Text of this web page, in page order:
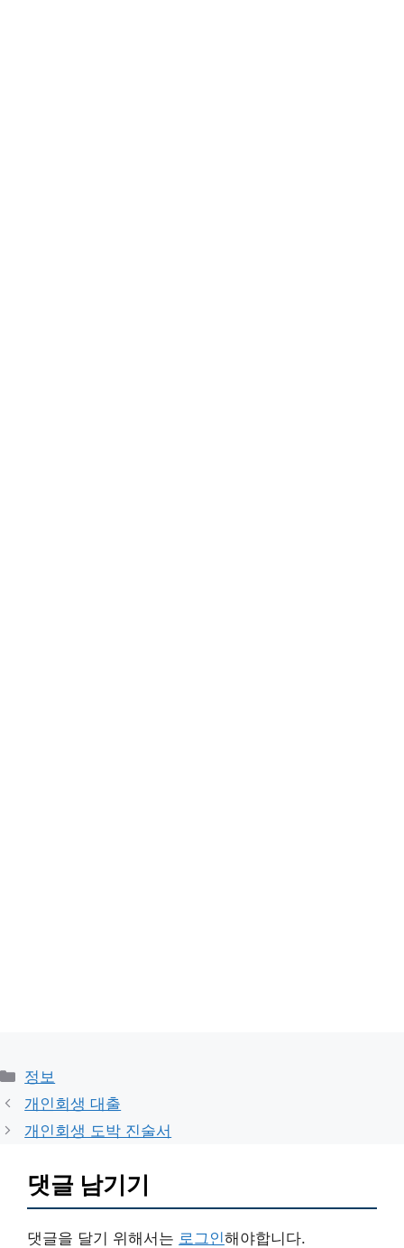
카
테
고
리
정보
개인회생 대출
개인회생 도박 진술서
댓글 남기기
댓글을 달기 위해서는 로그인해야합니다.